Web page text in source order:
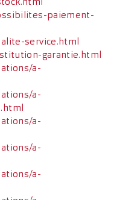
paiement-
service.html
garantie.html
a-
a-
a-
a-
a-